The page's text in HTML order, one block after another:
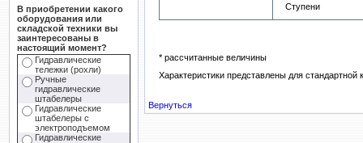
В приобретении какого
оборудования или
складской техники вы
заинтересованы в
настоящий момент?
Гидравлические
тележки (рохли)
Ручные
гидравлические
штабелеры
Гидравлические
штабелеры с
электроподъемом
Гидравлические
Ступени
* рассчитанные величины
Характеристики представлены для стандартной
Вернуться